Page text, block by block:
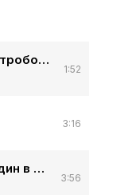
Неоновая ночь луна как стробоскоп
1:52
3:16
Дозвонись мне я снова один в этой комнате
3:56